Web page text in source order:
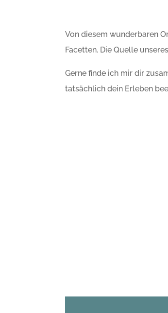
Von diesem wunderbaren
Facetten. Die Quelle
Gerne finde ich mir dir
tatsächlich dein Erleben